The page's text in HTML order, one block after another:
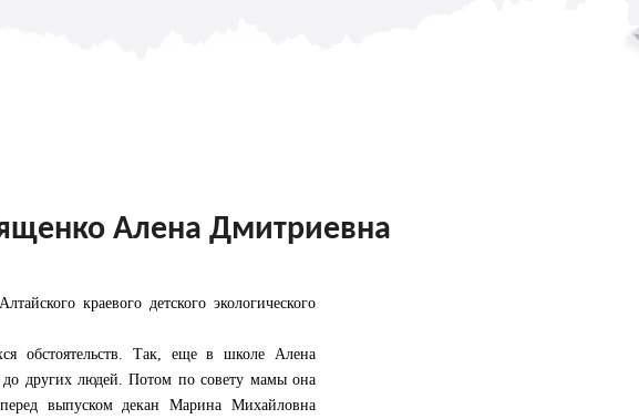
Алена Дмитриевна
краевого детского экологического
обстоятельств. Так, еще в школе Алена
других людей. Потом по совету мамы она
выпуском декан Марина Михайловна